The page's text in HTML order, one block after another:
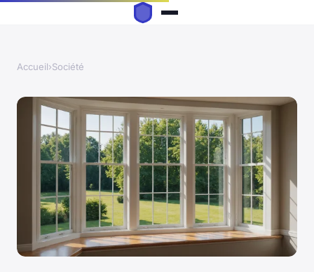
Accueil›Société